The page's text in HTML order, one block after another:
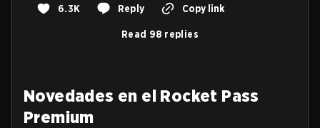
6.3K Reply Copy link
Read 98 replies
Novedades en el Rocket Pass
Premium